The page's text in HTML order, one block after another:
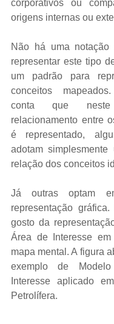
corporativos ou
origens internas ou
Não há uma notação
representar este tipo
um padrão para
conceitos
conta que
relacionamento entre
é representado,
adotam
relação dos conceitos
Já outras optam
representação gráfica.
gosto da
Área de Interesse
mapa mental. A figura
exemplo de
Interesse aplicado
Petrolífera.